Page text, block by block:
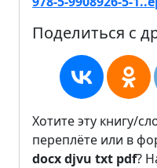
Поделиться с
Хотите эту книгу/
переплёте или в
docxdjvu txt pdf?